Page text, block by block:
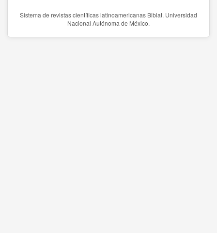
Sistema de revistas científicas latinoamericanas Biblat. Universidad
Nacional Autónoma de México.